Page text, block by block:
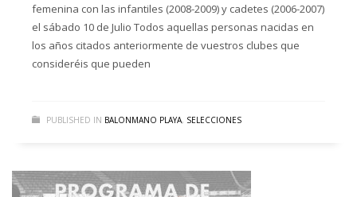
femenina con las infantiles (2008-2009) y cadetes (2006-2007)
el sábado 10 de Julio Todos aquellas personas nacidas en
los años citados anteriormente de vuestros clubes que
consideréis que pueden
PUBLISHED IN BALONMANO PLAYA, SELECCIONES